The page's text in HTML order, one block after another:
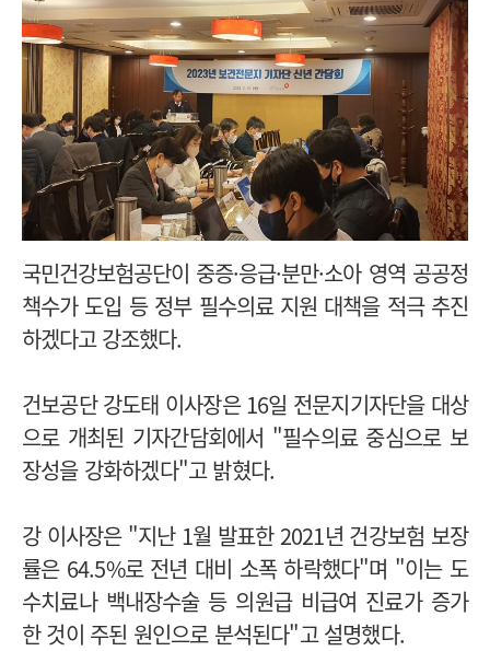
국민건강보험공단이 중증·응급·분만·소아 영역 공공정
책수가 도입 등 정부 필수의료 지원 대책을 적극 추진
하겠다고 강조했다.
건보공단 강도태 이사장은 16일 전문지기자단을 대상
으로 개최된 기자간담회에서 "필수의료 중심으로 보
장성을 강화하겠다"고 밝혔다.
강 이사장은 "지난 1월 발표한 2021년 건강보험 보장
률은 64.5%로 전년 대비 소폭 하락했다"며 "이는 도
수치료나 백내장수술 등 의원급 비급여 진료가 증가
한 것이 주된 원인으로 분석된다"고 설명했다.